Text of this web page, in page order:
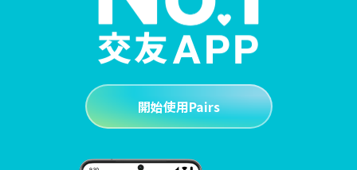
開始使用Pairs